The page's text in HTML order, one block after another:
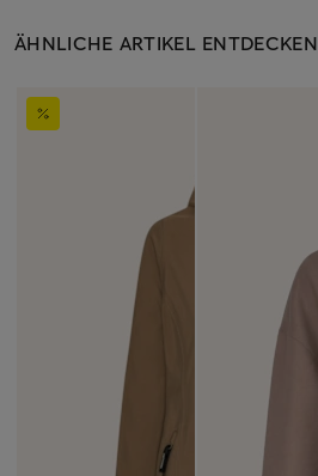
ÄHNLICHE ARTIKEL ENTDECKEN